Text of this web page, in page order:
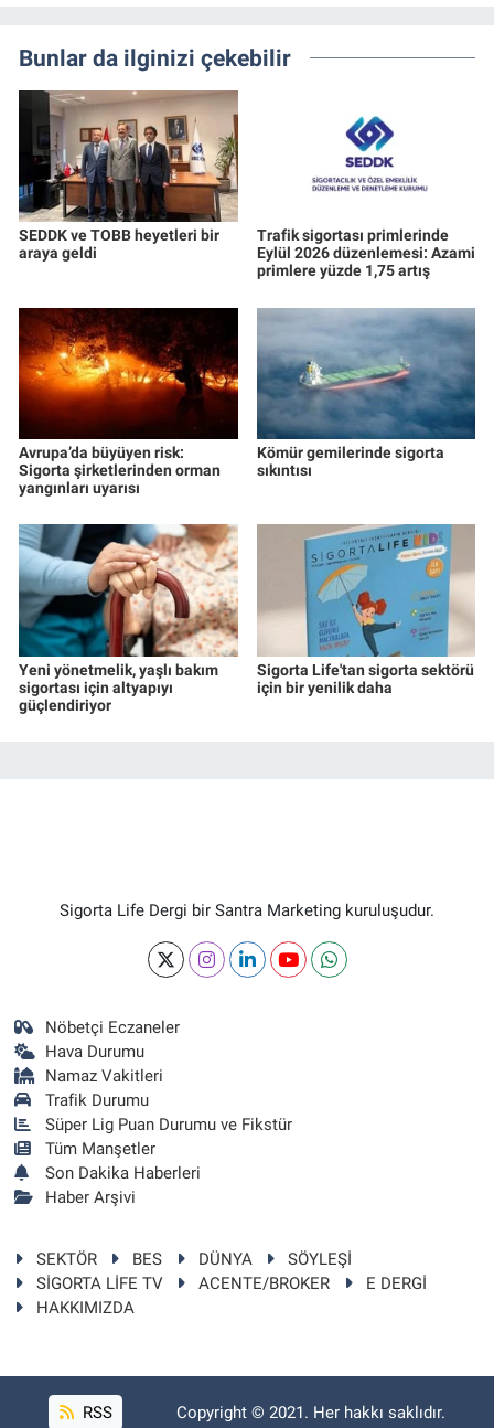
Bunlar da ilginizi çekebilir
SEDDK ve TOBB heyetleri bir
araya geldi
Trafik sigortası primlerinde
Eylül 2026 düzenlemesi: Azami
primlere yüzde 1,75 artış
Avrupa’da büyüyen risk:
Sigorta şirketlerinden orman
yangınları uyarısı
Kömür gemilerinde sigorta
sıkıntısı
Yeni yönetmelik, yaşlı bakım
sigortası için altyapıyı
güçlendiriyor
Sigorta Life'tan sigorta sektörü
için bir yenilik daha
Sigorta Life Dergi bir Santra Marketing kuruluşudur.
Nöbetçi Eczaneler
Hava Durumu
Namaz Vakitleri
Trafik Durumu
Süper Lig Puan Durumu ve Fikstür
Tüm Manşetler
Son Dakika Haberleri
Haber Arşivi
SEKTÖR BES DÜNYA
SÖYLEŞİ
SİGORTA LİFE TV
ACENTE/BROKER
E DERGİ
HAKKIMIZDA
RSS Copyright © 2021. Her hakkı saklıdır.